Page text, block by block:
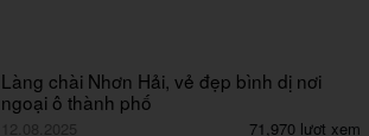
Làng chài Nhơn Hải, vẻ đẹp bình dị nơi
ngoại ô thành phố
12.08.2025 71,970 lượt xem